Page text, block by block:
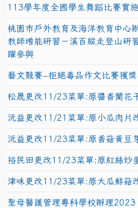
113學年度全國學生舞蹈比賽實
桃園市戶外教育及海洋教育中心
教師增能研習－溪百縱走登山研
躍參與
藝文競賽~拒絕毒品作文比賽獲
松晟更改11/23菜單:原醬香蘭花
沅益更改11/21菜單:原小瓜肉片
沅益更改11/23菜單:原香菇黃豆
裕民田更改11/23菜單:原紅絲炒
津味更改11/23菜單:原大瓜鮮菇
聖母醫護管理專科學校辦理2023